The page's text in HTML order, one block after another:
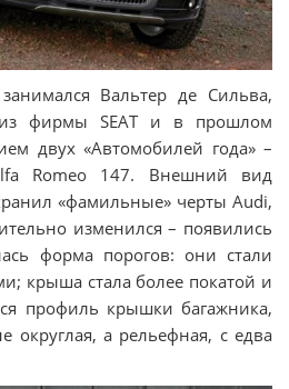
Вальтер де Сильва,
фирмы SEAT и в прошлом
двух «Автомобилей года» –
Romeo 147. Внешний вид
«фамильные» черты Audi,
изменился – появились
форма порогов: они стали
крыша стала более покатой и
профиль крышки багажника,
округлая, а рельефная, с едва